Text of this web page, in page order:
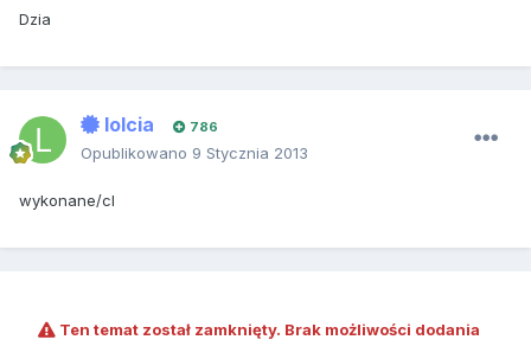
Dzia
lolcia 786
Opublikowano 9 Stycznia 2013
wykonane/cl
Ten temat został zamknięty. Brak możliwości dodania